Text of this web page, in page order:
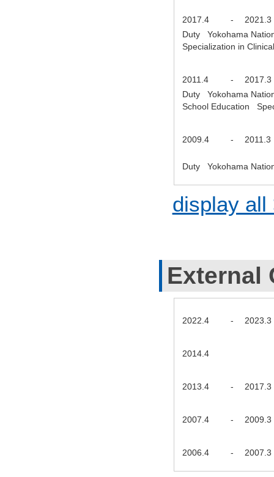
2017.4 -
2021.3
Duty Yokohama
Specialization in
2011.4 -
2017.3
Duty Yokohama
School Education
2009.4 - 2011.3
Duty Yokohama
display all
External
2022.4 - 2023.3
2014.4
2013.4 - 2017.3
2007.4 - 2009.3
2006.4 - 2007.3